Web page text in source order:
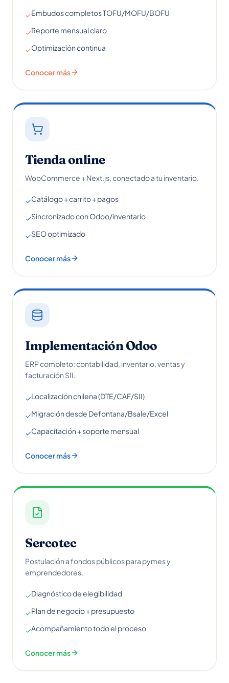
✓Embudos completos TOFU/MOFU/BOFU
✓Reporte mensual claro
✓Optimización continua
Conocer más
Tienda online
WooCommerce + Next.js, conectado a tu inventario.
✓Catálogo + carrito + pagos
✓Sincronizado con Odoo/inventario
✓SEO optimizado
Conocer más
Implementación Odoo
ERP completo: contabilidad, inventario, ventas y
facturación SII.
✓Localización chilena (DTE/CAF/SII)
✓Migración desde Defontana/Bsale/Excel
✓Capacitación + soporte mensual
Conocer más
Sercotec
Postulación a fondos públicos para pymes y
emprendedores.
✓Diagnóstico de elegibilidad
✓Plan de negocio + presupuesto
✓Acompañamiento todo el proceso
Conocer más